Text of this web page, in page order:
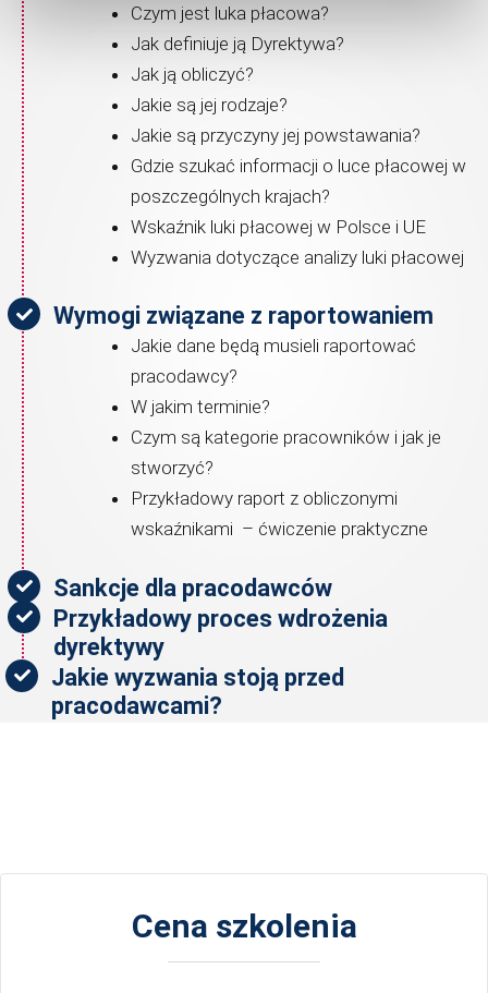
Czym jest luka płacowa?
Jak definiuje ją Dyrektywa?
Jak ją obliczyć?
Jakie są jej rodzaje?
Jakie są przyczyny jej powstawania?
Gdzie szukać informacji o luce płacowej w
poszczególnych krajach?
Wskaźnik luki płacowej w Polsce i UE
Wyzwania dotyczące analizy luki płacowej
Wymogi związane z raportowaniem
Jakie dane będą musieli raportować
pracodawcy?
W jakim terminie?
Czym są kategorie pracowników i jak je
stworzyć?
Przykładowy raport z obliczonymi
wskaźnikami – ćwiczenie praktyczne
Sankcje dla pracodawców
Przykładowy proces wdrożenia
dyrektywy
Jakie wyzwania stoją przed
pracodawcami?
Cena szkolenia